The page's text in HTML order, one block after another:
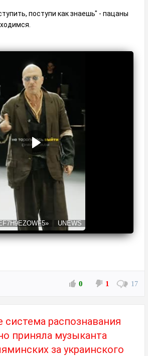
поступи как знаешь" - пацаны
UNEWS
0 1 17
система распознавания
приняла музыканта
за украинского